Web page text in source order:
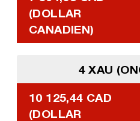
(DOLLAR
CANADIEN)
4 XAU
10 125,44 CAD
(DOLLAR